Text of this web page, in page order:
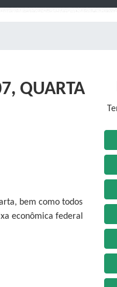
QUARTA
bem como todos
econômica federal